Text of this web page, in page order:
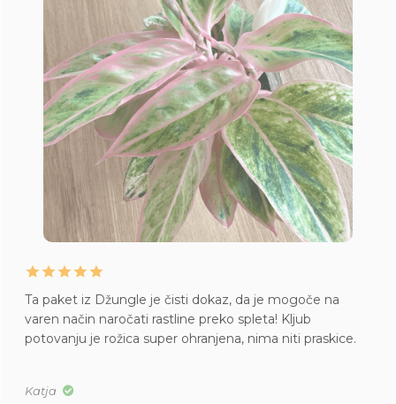
Ta paket iz Džungle je čisti dokaz, da je mogoče na
varen način naročati rastline preko spleta! Kljub
potovanju je rožica super ohranjena, nima niti praskice.
Katja